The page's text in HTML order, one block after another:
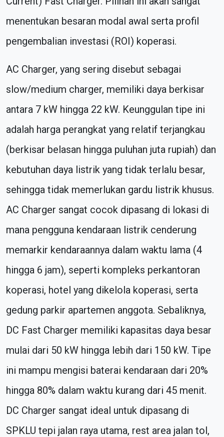
menentukan besaran modal awal serta profil
pengembalian investasi (ROI) koperasi.
AC Charger, yang sering disebut sebagai
slow/medium charger, memiliki daya berkisar
antara 7 kW hingga 22 kW. Keunggulan tipe ini
adalah harga perangkat yang relatif terjangkau
(berkisar belasan hingga puluhan juta rupiah) dan
kebutuhan daya listrik yang tidak terlalu besar,
sehingga tidak memerlukan gardu listrik khusus.
AC Charger sangat cocok dipasang di lokasi di
mana pengguna kendaraan listrik cenderung
memarkir kendaraannya dalam waktu lama (4
hingga 6 jam), seperti kompleks perkantoran
koperasi, hotel yang dikelola koperasi, serta
gedung parkir apartemen anggota. Sebaliknya,
DC Fast Charger memiliki kapasitas daya besar
mulai dari 50 kW hingga lebih dari 150 kW. Tipe
ini mampu mengisi baterai kendaraan dari 20%
hingga 80% dalam waktu kurang dari 45 menit.
DC Charger sangat ideal untuk dipasang di
SPKLU tepi jalan raya utama, rest area jalan tol,